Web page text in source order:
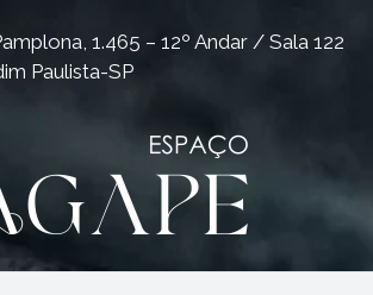
1.465 – 12º Andar / Sala 122
Paulista-SP